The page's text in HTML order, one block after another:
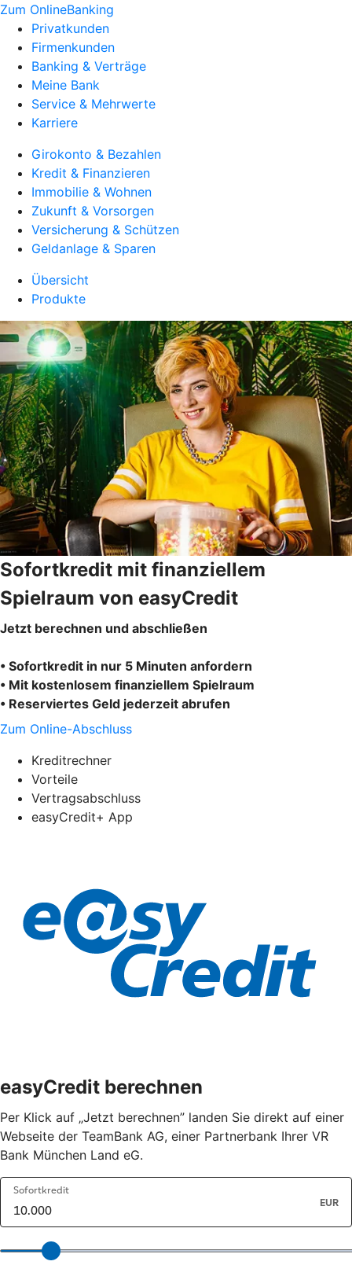
Zum OnlineBanking
Privatkunden
Firmenkunden
Banking & Verträge
Meine Bank
Service & Mehrwerte
Karriere
Girokonto & Bezahlen
Kredit & Finanzieren
Immobilie & Wohnen
Zukunft & Vorsorgen
Versicherung & Schützen
Geldanlage & Sparen
Übersicht
Produkte
Sofortkredit mit finanziellem
Spielraum von easyCredit
Jetzt berechnen und abschließen
• Sofortkredit in nur 5 Minuten anfordern
• Mit kostenlosem finanziellem Spielraum
• Reserviertes Geld jederzeit abrufen
Zum Online-Abschluss
Kreditrechner
Vorteile
Vertragsabschluss
easyCredit+ App
easyCredit berechnen
Per Klick auf „Jetzt berechnen” landen Sie direkt auf einer
Webseite der TeamBank AG, einer Partnerbank Ihrer VR
Bank München Land eG.